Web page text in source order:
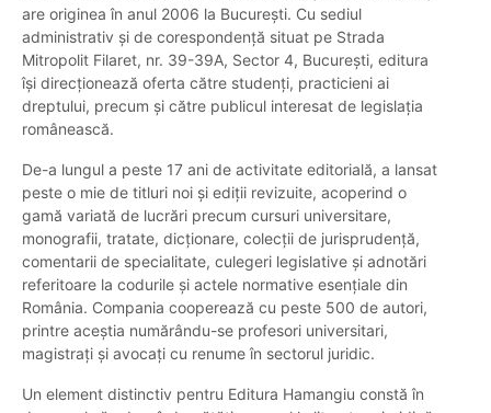
are originea în anul 2006 la București. Cu sediul
administrativ și de corespondență situat pe Strada
Mitropolit Filaret, nr. 39-39A, Sector 4, București, editura
își direcționează oferta către studenți, practicieni ai
dreptului, precum și către publicul interesat de legislația
românească.
De-a lungul a peste 17 ani de activitate editorială, a lansat
peste o mie de titluri noi și ediții revizuite, acoperind o
gamă variată de lucrări precum cursuri universitare,
monografii, tratate, dicționare, colecții de jurisprudență,
comentarii de specialitate, culegeri legislative și adnotări
referitoare la codurile și actele normative esențiale din
România. Compania cooperează cu peste 500 de autori,
printre aceștia numărându-se profesori universitari,
magistrați și avocați cu renume în sectorul juridic.
Un element distinctiv pentru Editura Hamangiu constă în